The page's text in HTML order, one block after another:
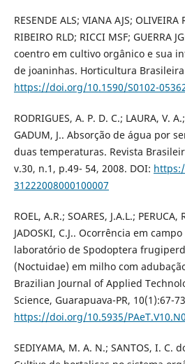
RESENDE ALS; VIANA AJS; OLIVEIRA
RIBEIRO RLD; RICCI MSF; GUERRA
coentro em cultivo orgânico e sua
de joaninhas. Horticultura Brasileira
https://doi.org/10.1590/S0102-
RODRIGUES, A. P. D. C.; LAURA, V.
GADUM, J.. Absorção de água por
duas temperaturas. Revista
v.30, n.1, p.49- 54, 2008. DOI:
31222008000100007
ROEL, A.R.; SOARES, J.A.L.; PERUCA,
JADOSKI, C.J.. Ocorrência em
laboratório de Spodoptera
(Noctuidae) em milho com
Brazilian Journal of Applied
Science, Guarapuava-PR, 10(1):67-
https://doi.org/10.5935/
SEDIYAMA, M. A. N.; SANTOS, I. C.